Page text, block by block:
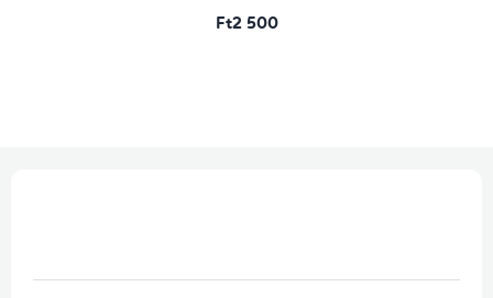
Ft2 500